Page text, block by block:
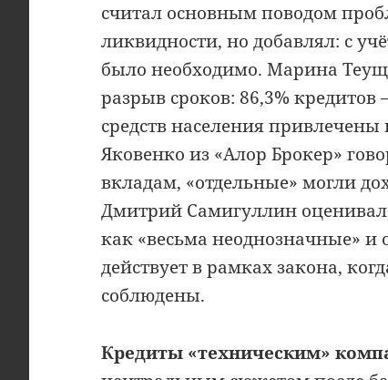
считал основным поводом
ликвидности, но добавлял: с
было необходимо. Марина
разрыв сроков: 86,3% кредитов
средств населения
Яковенко из «Алор Брокер»
вкладам, «отдельные» могли
Дмитрий Самигуллин
как «весьма неоднозначные»
действует в рамках закона,
соблюдены.
Кредиты «техническим»